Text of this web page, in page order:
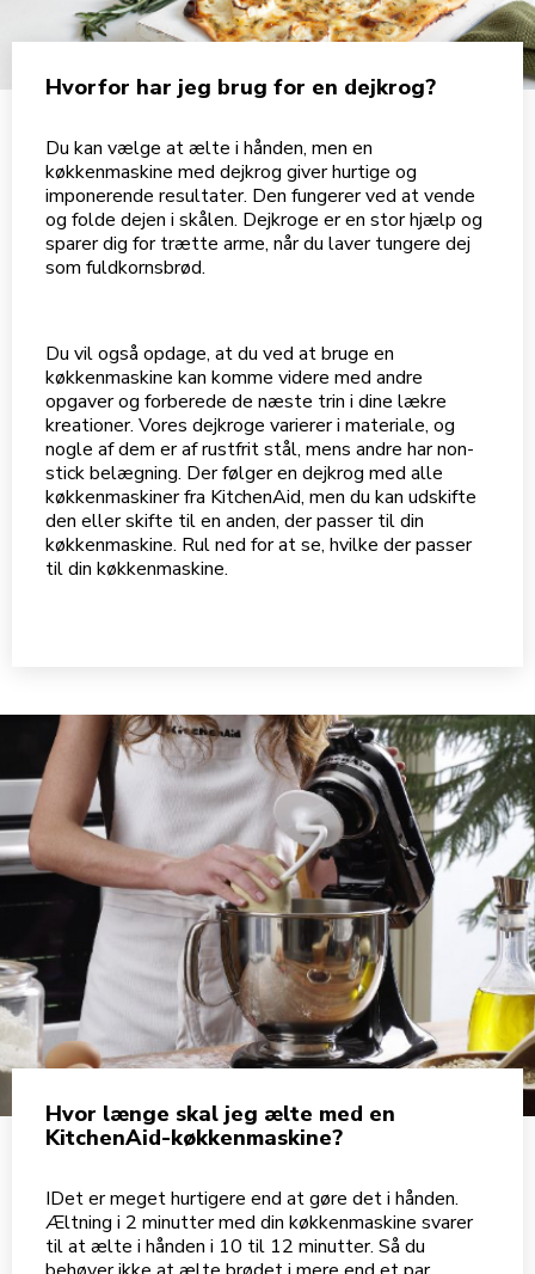
Hvorfor har jeg brug for en dejkrog?
Du kan vælge at ælte i hånden, men en
køkkenmaskine med dejkrog giver hurtige og
imponerende resultater. Den fungerer ved at vende
og folde dejen i skålen. Dejkroge er en stor hjælp og
sparer dig for trætte arme, når du laver tungere dej
som fuldkornsbrød.
Du vil også opdage, at du ved at bruge en
køkkenmaskine kan komme videre med andre
opgaver og forberede de næste trin i dine lækre
kreationer. Vores dejkroge varierer i materiale, og
nogle af dem er af rustfrit stål, mens andre har non-
stick belægning. Der følger en dejkrog med alle
køkkenmaskiner fra KitchenAid, men du kan udskifte
den eller skifte til en anden, der passer til din
køkkenmaskine. Rul ned for at se, hvilke der passer
til din køkkenmaskine.
Hvor længe skal jeg ælte med en
KitchenAid-køkkenmaskine?
IDet er meget hurtigere end at gøre det i hånden.
Æltning i 2 minutter med din køkkenmaskine svarer
til at ælte i hånden i 10 til 12 minutter. Så du